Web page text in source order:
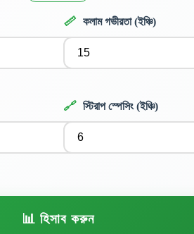
📏 কলাম গভীরতা (ইঞ্চি)
🔗 স্টিরাপ স্পেসিং (ইঞ্চি)
📊 হিসাব করুন